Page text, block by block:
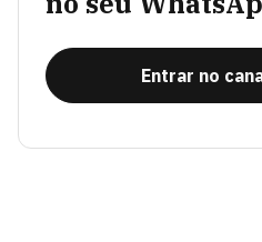
Entrar no